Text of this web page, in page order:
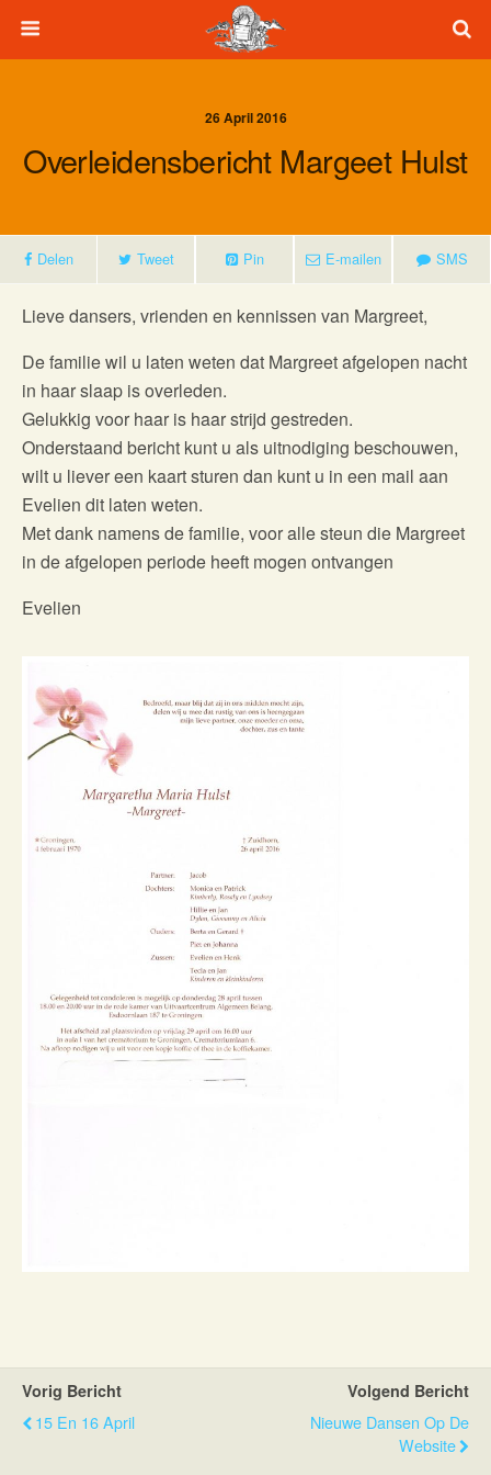
26 April 2016
Overleidensbericht Margeet Hulst
Delen Tweet Pin E-mailen SMS
Lieve dansers, vrienden en kennissen van Margreet,
De familie wil u laten weten dat Margreet afgelopen nacht
in haar slaap is overleden.
Gelukkig voor haar is haar strijd gestreden.
Onderstaand bericht kunt u als uitnodiging beschouwen,
wilt u liever een kaart sturen dan kunt u in een mail aan
Evelien dit laten weten.
Met dank namens de familie, voor alle steun die Margreet
in de afgelopen periode heeft mogen ontvangen
Evelien
Vorig Bericht
15 En 16 April
Volgend Bericht
Nieuwe Dansen Op De
Website